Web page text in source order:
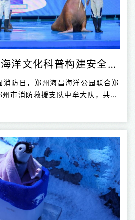
郑州海昌以极地海洋文化科普构建安全教育新场景
防日，郑州海昌海洋公园联合郑
市消防救援支队中牟大队，共同
活动。三年来，郑州海昌以极地
的“海洋蓝”深度交织，既拓展了
，更将极地海洋文化、动物科普与
打造出具有郑州海昌特色的科普
互动问答的形式开展消防安全讲
俗易懂的生活常识，帮助游客了
象“奥斯卡”作为消防大使，和消
，增添了消防科普...